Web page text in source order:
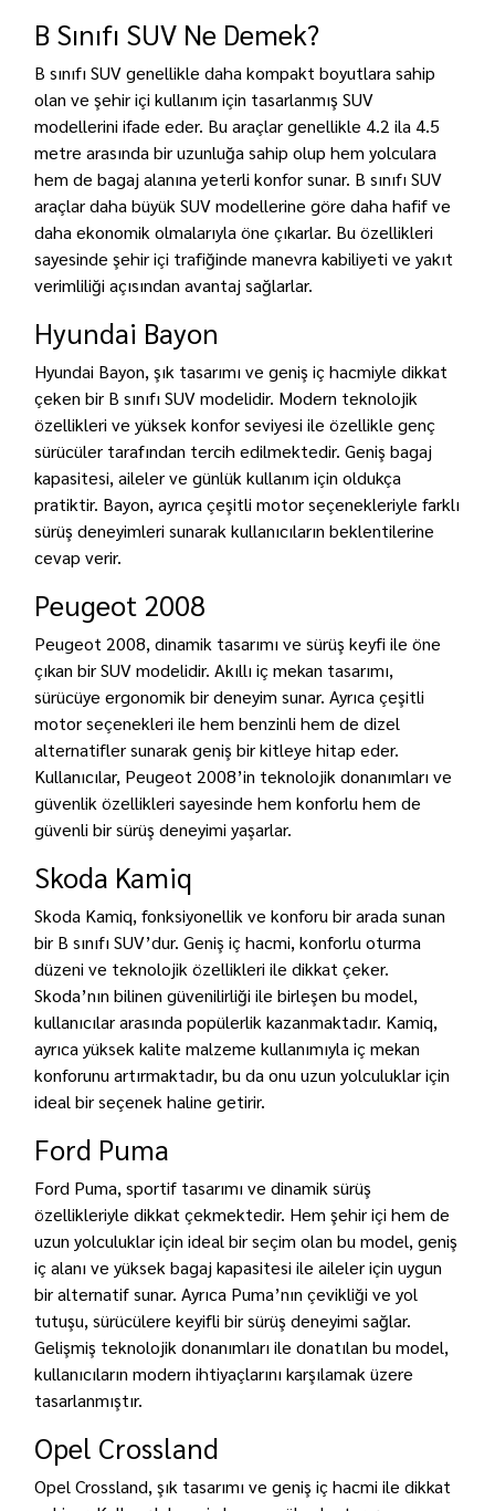
B Sınıfı SUV Ne Demek?
B sınıfı SUV genellikle daha kompakt boyutlara sahip
olan ve şehir içi kullanım için tasarlanmış SUV
modellerini ifade eder. Bu araçlar genellikle 4.2 ila 4.5
metre arasında bir uzunluğa sahip olup hem yolculara
hem de bagaj alanına yeterli konfor sunar. B sınıfı SUV
araçlar daha büyük SUV modellerine göre daha hafif ve
daha ekonomik olmalarıyla öne çıkarlar. Bu özellikleri
sayesinde şehir içi trafiğinde manevra kabiliyeti ve yakıt
verimliliği açısından avantaj sağlarlar.
Hyundai Bayon
Hyundai Bayon, şık tasarımı ve geniş iç hacmiyle dikkat
çeken bir B sınıfı SUV modelidir. Modern teknolojik
özellikleri ve yüksek konfor seviyesi ile özellikle genç
sürücüler tarafından tercih edilmektedir. Geniş bagaj
kapasitesi, aileler ve günlük kullanım için oldukça
pratiktir. Bayon, ayrıca çeşitli motor seçenekleriyle farklı
sürüş deneyimleri sunarak kullanıcıların beklentilerine
cevap verir.
Peugeot 2008
Peugeot 2008, dinamik tasarımı ve sürüş keyfi ile öne
çıkan bir SUV modelidir. Akıllı iç mekan tasarımı,
sürücüye ergonomik bir deneyim sunar. Ayrıca çeşitli
motor seçenekleri ile hem benzinli hem de dizel
alternatifler sunarak geniş bir kitleye hitap eder.
Kullanıcılar, Peugeot 2008’in teknolojik donanımları ve
güvenlik özellikleri sayesinde hem konforlu hem de
güvenli bir sürüş deneyimi yaşarlar.
Skoda Kamiq
Skoda Kamiq, fonksiyonellik ve konforu bir arada sunan
bir B sınıfı SUV’dur. Geniş iç hacmi, konforlu oturma
düzeni ve teknolojik özellikleri ile dikkat çeker.
Skoda’nın bilinen güvenilirliği ile birleşen bu model,
kullanıcılar arasında popülerlik kazanmaktadır. Kamiq,
ayrıca yüksek kalite malzeme kullanımıyla iç mekan
konforunu artırmaktadır, bu da onu uzun yolculuklar için
ideal bir seçenek haline getirir.
Ford Puma
Ford Puma, sportif tasarımı ve dinamik sürüş
özellikleriyle dikkat çekmektedir. Hem şehir içi hem de
uzun yolculuklar için ideal bir seçim olan bu model, geniş
iç alanı ve yüksek bagaj kapasitesi ile aileler için uygun
bir alternatif sunar. Ayrıca Puma’nın çevikliği ve yol
tutuşu, sürücülere keyifli bir sürüş deneyimi sağlar.
Gelişmiş teknolojik donanımları ile donatılan bu model,
kullanıcıların modern ihtiyaçlarını karşılamak üzere
tasarlanmıştır.
Opel Crossland
Opel Crossland, şık tasarımı ve geniş iç hacmi ile dikkat